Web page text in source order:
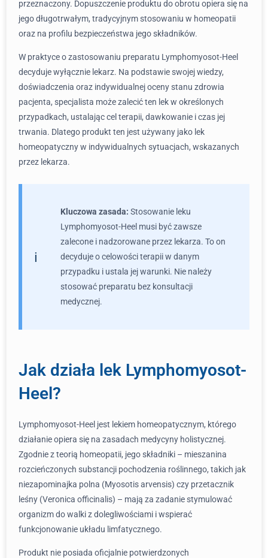
przeznaczony. Dopuszczenie produktu do obrotu opiera się na
jego długotrwałym, tradycyjnym stosowaniu w homeopatii
oraz na profilu bezpieczeństwa jego składników.
W praktyce o zastosowaniu preparatu Lymphomyosot-Heel
decyduje wyłącznie lekarz. Na podstawie swojej wiedzy,
doświadczenia oraz indywidualnej oceny stanu zdrowia
pacjenta, specjalista może zalecić ten lek w określonych
przypadkach, ustalając cel terapii, dawkowanie i czas jej
trwania. Dlatego produkt ten jest używany jako lek
homeopatyczny w indywidualnych sytuacjach, wskazanych
przez lekarza.
Kluczowa zasada: Stosowanie leku
Lymphomyosot-Heel musi być zawsze
zalecone i nadzorowane przez lekarza. To on
decyduje o celowości terapii w danym
przypadku i ustala jej warunki. Nie należy
stosować preparatu bez konsultacji
medycznej.
Jak działa lek Lymphomyosot-
Heel?
Lymphomyosot-Heel jest lekiem homeopatycznym, którego
działanie opiera się na zasadach medycyny holistycznej.
Zgodnie z teorią homeopatii, jego składniki – mieszanina
rozcieńczonych substancji pochodzenia roślinnego, takich jak
niezapominajka polna (Myosotis arvensis) czy przetacznik
leśny (Veronica officinalis) – mają za zadanie stymulować
organizm do walki z dolegliwościami i wspierać
funkcjonowanie układu limfatycznego.
Produkt nie posiada oficjalnie potwierdzonych